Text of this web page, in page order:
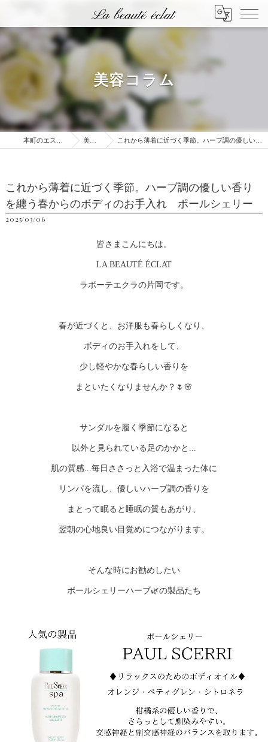
美容コラム
美容コラム これから薄着に近づく季節。ハーブ調の優しい香りを纏う春からのボディのお手入れ ポールシェリー
これから薄着に近づく季節。ハーブ調の優しい香り
を纏う春からのボディのお手入れ ポールシェリー
2025/03/06
皆さまこんにちは。
LA BEAUTÉ ÉCLAT
ラボーテエクラの片岡です。
春が近づくと、お洋服も春らしくなり、
ボディのお手入れをして、
少し軽やかな春らしい香りを
まといたくなりませんか？🌷🌸
サンダルを履く季節になると
以外と見られている足のかかと...
肌の質感...毎日ささっと入浴で温まった体に
リンパを流し、優しいハーブ調の香りを
まとって眠ると睡眠の質もあがり、
翌朝の心地良い目覚めにつながります。
そんな時にお勧めしたい
ポールシェリーハーブ🌿の製品たち